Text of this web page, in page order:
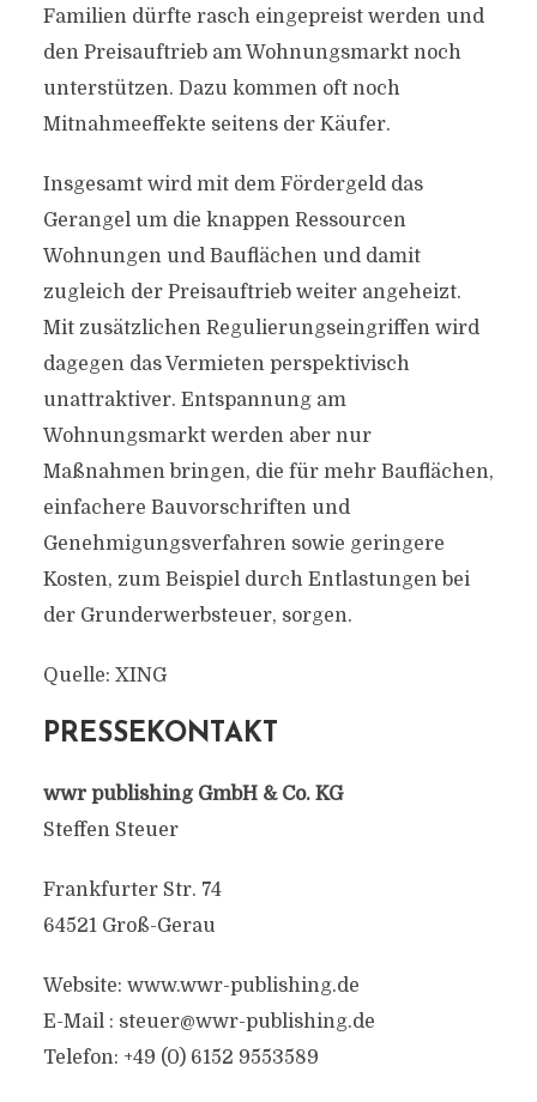
Familien dürfte rasch eingepreist werden und
den Preisauftrieb am Wohnungsmarkt noch
unterstützen. Dazu kommen oft noch
Mitnahmeeffekte seitens der Käufer.
Insgesamt wird mit dem Fördergeld das
Gerangel um die knappen Ressourcen
Wohnungen und Bauflächen und damit
zugleich der Preisauftrieb weiter angeheizt.
Mit zusätzlichen Regulierungseingriffen wird
dagegen das Vermieten perspektivisch
unattraktiver. Entspannung am
Wohnungsmarkt werden aber nur
Maßnahmen bringen, die für mehr Bauflächen,
einfachere Bauvorschriften und
Genehmigungsverfahren sowie geringere
Kosten, zum Beispiel durch Entlastungen bei
der Grunderwerbsteuer, sorgen.
Quelle: XING
PRESSEKONTAKT
wwr publishing GmbH & Co. KG
Steffen Steuer
Frankfurter Str. 74
64521 Groß-Gerau
Website: www.wwr-publishing.de
E-Mail : steuer@wwr-publishing.de
Telefon: +49 (0) 6152 9553589